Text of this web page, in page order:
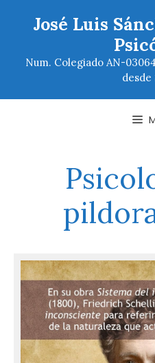
José Luis
Num. Colegiado AN-
desde